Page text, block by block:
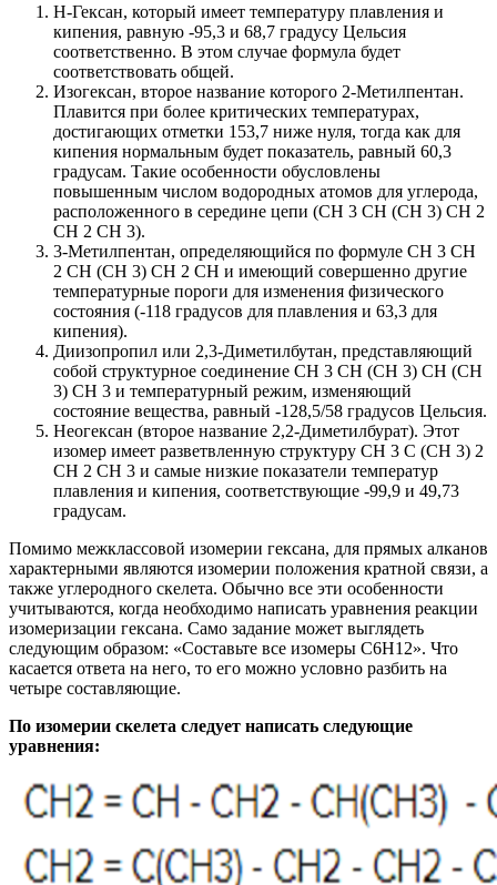
Н-Гексан, который имеет температуру плавления и
кипения, равную -95,3 и 68,7 градусу Цельсия
соответственно. В этом случае формула будет
соответствовать общей.
Изогексан, второе название которого 2-Метилпентан.
Плавится при более критических температурах,
достигающих отметки 153,7 ниже нуля, тогда как для
кипения нормальным будет показатель, равный 60,3
градусам. Такие особенности обусловлены
повышенным числом водородных атомов для углерода,
расположенного в середине цепи (CH 3 CH (CH 3) CH 2
CH 2 CH 3).
3-Метилпентан, определяющийся по формуле CH 3 CH
2 CH (CH 3) CH 2 CH и имеющий совершенно другие
температурные пороги для изменения физического
состояния (-118 градусов для плавления и 63,3 для
кипения).
Диизопропил или 2,3-Диметилбутан, представляющий
собой структурное соединение CH 3 CH (CH 3) CH (CH
3) CH 3 и температурный режим, изменяющий
состояние вещества, равный -128,5/58 градусов Цельсия.
Неогексан (второе название 2,2-Диметилбурат). Этот
изомер имеет разветвленную структуру CH 3 C (CH 3) 2
CH 2 CH 3 и самые низкие показатели температур
плавления и кипения, соответствующие -99,9 и 49,73
градусам.
Помимо межклассовой изомерии гексана, для прямых алканов
характерными являются изомерии положения кратной связи, а
также углеродного скелета. Обычно все эти особенности
учитываются, когда необходимо написать уравнения реакции
изомеризации гексана. Само задание может выглядеть
следующим образом: «Составьте все изомеры C6H12». Что
касается ответа на него, то его можно условно разбить на
четыре составляющие.
По изомерии скелета следует написать следующие
уравнения: